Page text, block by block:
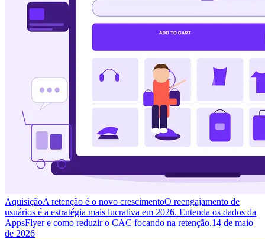
AquisiçãoA retenção é o novo crescimentoO reengajamento de
usuários é a estratégia mais lucrativa em 2026. Entenda os dados da
AppsFlyer e como reduzir o CAC focando na retenção.14 de maio
de 2026